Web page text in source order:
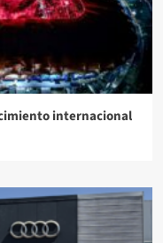
internacional